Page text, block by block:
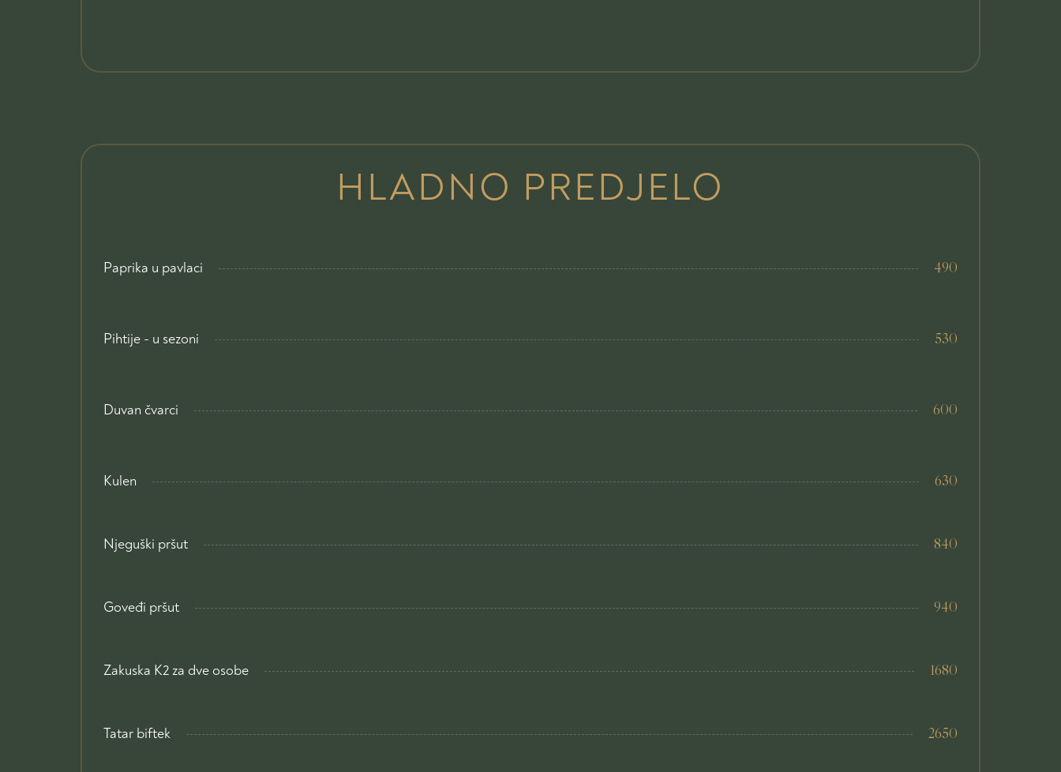
HLADNO PREDJELO
Paprika u pavlaci 490
Pihtije - u sezoni 530
Duvan čvarci 600
Kulen 630
Njeguški pršut 840
Goveđi pršut 940
Zakuska K2 za dve osobe 1680
Tatar biftek 2650